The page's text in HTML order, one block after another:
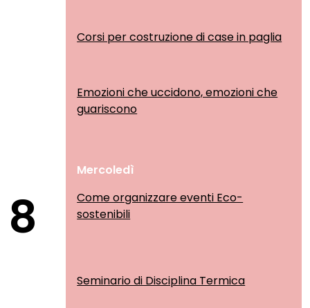
Corsi per costruzione di case in paglia
Emozioni che uccidono, emozioni che
guariscono
8
Mercoledì
Come organizzare eventi Eco-
sostenibili
Seminario di Disciplina Termica